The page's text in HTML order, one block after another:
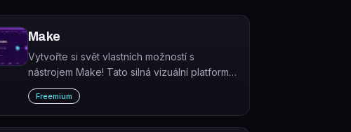
Make
Vytvořte si svět vlastních možností s
nástrojem Make! Tato silná vizuální platforma
vám umožní stavět a automatizovat cokoli ve
vašich úkolech, pracovních postupech,
aplikacích a systémech.
Freemium